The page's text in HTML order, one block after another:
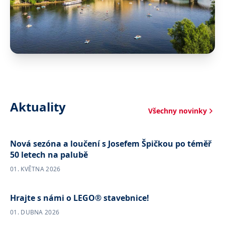
Aktuality Všechny novinky
Nová sezóna a loučení s Josefem Špičkou po téměř
50 letech na palubě
01. KVĚTNA 2026
Hrajte s námi o LEGO® stavebnice!
01. DUBNA 2026